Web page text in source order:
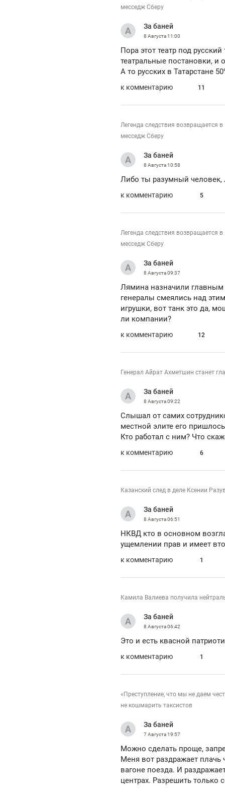
месседж Сберу
За баней
8 Августа11:00
Пора этот театр под
театральные постановки, и
А то русских в Татарстане
к комментарию 11
Легенда следствия возвращается
месседж Сберу
За баней
8 Августа10:58
Либо ты разумный человек,
к комментарию 5
Легенда следствия возвращается
месседж Сберу
За баней
8 Августа09:37
Лямина назначили
генералы смеялись над
игрушки, вот танк это да,
ли компании?
к комментарию 12
Генерал Айрат Ахметшин станет
За баней
8 Августа09:22
Слышал от самих
местной элите его
Кто работал с ним? Что
к комментарию 6
Казанский след в деле Ксении
За баней
8 Августа06:51
НКВД кто в основном
ущемлении прав и имеет
к комментарию 1
Камила Валиева получила
За баней
8 Августа06:42
Это и есть квасной
к комментарию 1
«Преступление, что мы не даем
не кошмарить таксистов
За баней
7 Августа19:57
Можно сделать проще,
Меня вот раздражает
вагоне поезда. И
центрах. Разрешить только